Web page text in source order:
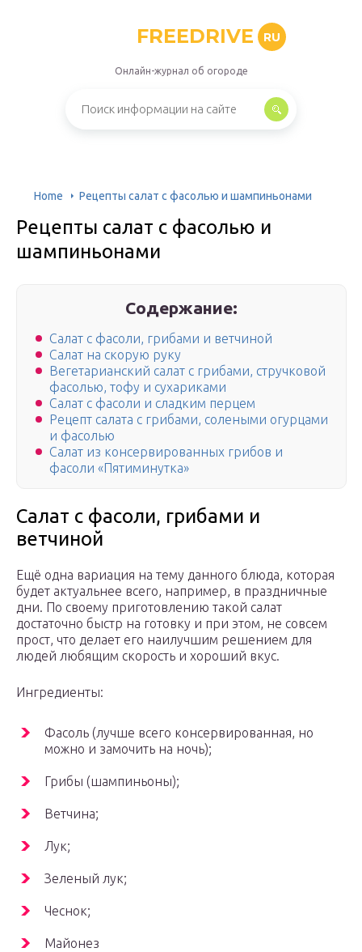
FREEDRIVE RU
Онлайн-журнал об огороде
Home Рецепты салат с фасолью и шампиньонами
Рецепты салат с фасолью и
шампиньонами
Содержание:
Салат с фасоли, грибами и ветчиной
Салат на скорую руку
Вегетарианский салат с грибами, стручковой
фасолью, тофу и сухариками
Салат с фасоли и сладким перцем
Рецепт салата с грибами, солеными огурцами
и фасолью
Салат из консервированных грибов и
фасоли «Пятиминутка»
Салат с фасоли, грибами и
ветчиной
Ещё одна вариация на тему данного блюда, которая
будет актуальнее всего, например, в праздничные
дни. По своему приготовлению такой салат
достаточно быстр на готовку и при этом, не совсем
прост, что делает его наилучшим решением для
людей любящим скорость и хороший вкус.
Ингредиенты:
Фасоль (лучше всего консервированная, но
можно и замочить на ночь);
Грибы (шампиньоны);
Ветчина;
Лук;
Зеленый лук;
Чеснок;
Майонез